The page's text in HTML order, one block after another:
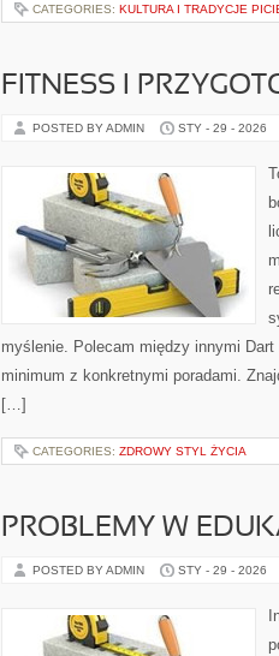
CATEGORIES: KULTURA I TRADYCJE
FITNESS I
POSTED BY ADMIN STY - 29 - 2026
myślenie. Polecam między innymi
minimum z konkretnymi poradami.
[…]
CATEGORIES: ZDROWY STYL ŻYCIA
PROBLEMY W
POSTED BY ADMIN STY - 29 - 2026